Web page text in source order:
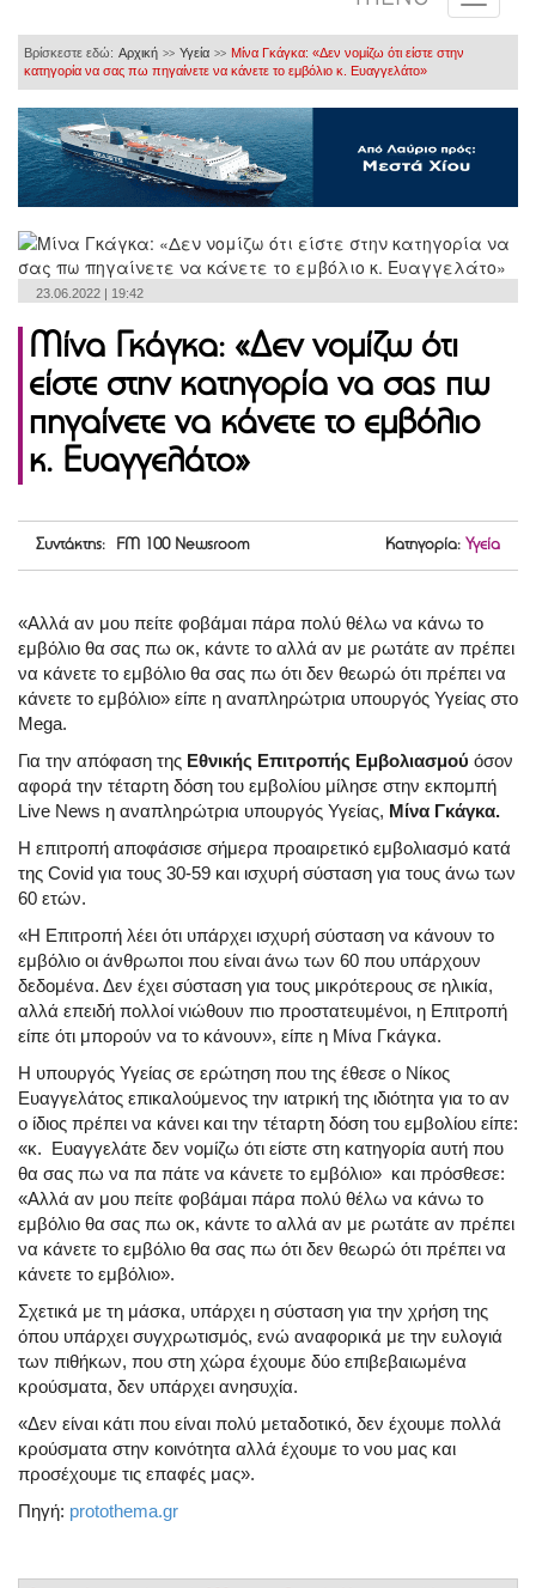
Βρίσκεστε εδώ: Αρχική >> Υγεία >> Μίνα Γκάγκα: «Δεν νομίζω ότι είστε στην
κατηγορία να σας πω πηγαίνετε να κάνετε το εμβόλιο κ. Ευαγγελάτο»
23.06.2022 | 19:42
Μίνα Γκάγκα: «Δεν νομίζω ότι
είστε στην κατηγορία να σας πω
πηγαίνετε να κάνετε το εμβόλιο
κ. Ευαγγελάτο»
Συντάκτης: FM 100 Newsroom Κατηγορία: Υγεία
«Αλλά αν μου πείτε φοβάμαι πάρα πολύ θέλω να κάνω το
εμβόλιο θα σας πω οκ, κάντε το αλλά αν με ρωτάτε αν πρέπει
να κάνετε το εμβόλιο θα σας πω ότι δεν θεωρώ ότι πρέπει να
κάνετε το εμβόλιο» είπε η αναπληρώτρια υπουργός Υγείας στο
Mega.
Για την απόφαση της Εθνικής Επιτροπής Εμβολιασμού όσον
αφορά την τέταρτη δόση του εμβολίου μίλησε στην εκπομπή
Live News η αναπληρώτρια υπουργός Υγείας, Μίνα Γκάγκα.
Η επιτροπή αποφάσισε σήμερα προαιρετικό εμβολιασμό κατά
της Covid για τους 30-59 και ισχυρή σύσταση για τους άνω των
60 ετών.
«Η Επιτροπή λέει ότι υπάρχει ισχυρή σύσταση να κάνουν το
εμβόλιο οι άνθρωποι που είναι άνω των 60 που υπάρχουν
δεδομένα. Δεν έχει σύσταση για τους μικρότερους σε ηλικία,
αλλά επειδή πολλοί νιώθουν πιο προστατευμένοι, η Επιτροπή
είπε ότι μπορούν να το κάνουν», είπε η Μίνα Γκάγκα.
H υπουργός Υγείας σε ερώτηση που της έθεσε ο Νίκος
Ευαγγελάτος επικαλούμενος την ιατρική της ιδιότητα για το αν
ο ίδιος πρέπει να κάνει και την τέταρτη δόση του εμβολίου είπε:
«κ. Ευαγγελάτε δεν νομίζω ότι είστε στη κατηγορία αυτή που
θα σας πω να πα πάτε να κάνετε το εμβόλιο» και πρόσθεσε:
«Αλλά αν μου πείτε φοβάμαι πάρα πολύ θέλω να κάνω το
εμβόλιο θα σας πω οκ, κάντε το αλλά αν με ρωτάτε αν πρέπει
να κάνετε το εμβόλιο θα σας πω ότι δεν θεωρώ ότι πρέπει να
κάνετε το εμβόλιο».
Σχετικά με τη μάσκα, υπάρχει η σύσταση για την χρήση της
όπου υπάρχει συγχρωτισμός, ενώ αναφορικά με την ευλογιά
των πιθήκων, που στη χώρα έχουμε δύο επιβεβαιωμένα
κρούσματα, δεν υπάρχει ανησυχία.
«Δεν είναι κάτι που είναι πολύ μεταδοτικό, δεν έχουμε πολλά
κρούσματα στην κοινότητα αλλά έχουμε το νου μας και
προσέχουμε τις επαφές μας».
Πηγή: protothema.gr